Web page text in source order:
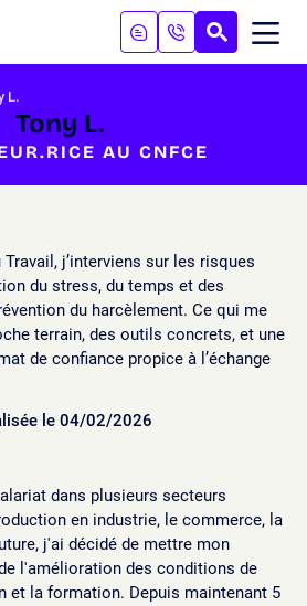
L.
Tony L.
AU CNFCE
j’interviens sur les risques
du stress, du temps et des
du harcèlement. Ce qui me
terrain, des outils concrets, et une
de confiance propice à l’échange
le 04/02/2026
dans plusieurs secteurs
en industrie, le commerce, la
j'ai décidé de mettre mon
l'amélioration des conditions de
et la formation. Depuis maintenant 5